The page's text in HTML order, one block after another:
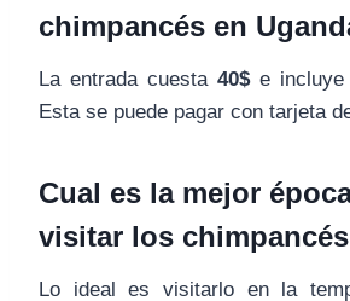
chimpancés en
La entrada cuesta 40$e incluye
Esta se puede pagar con tarjeta
Cual es la mejor
visitar los
Lo ideal es visitarlo en la